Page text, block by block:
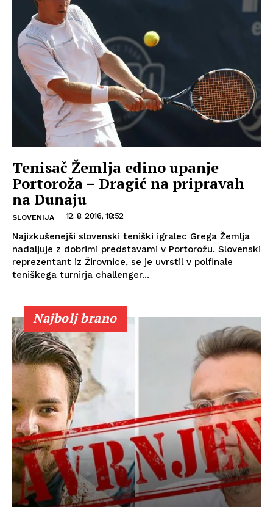
Tenisač Žemlja edino upanje
Portoroža – Dragić na pripravah
na Dunaju
SLOVENIJA 12. 8. 2016, 18:52
Najizkušenejši slovenski teniški igralec Grega Žemlja
nadaljuje z dobrimi predstavami v Portorožu. Slovenski
reprezentant iz Žirovnice, se je uvrstil v polfinale
teniškega turnirja challenger...
Najbolj brano